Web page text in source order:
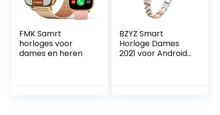
FMK Samrt
horloges voor
dames en heren
BZYZ Smart
Horloge Dames
2021 voor Android